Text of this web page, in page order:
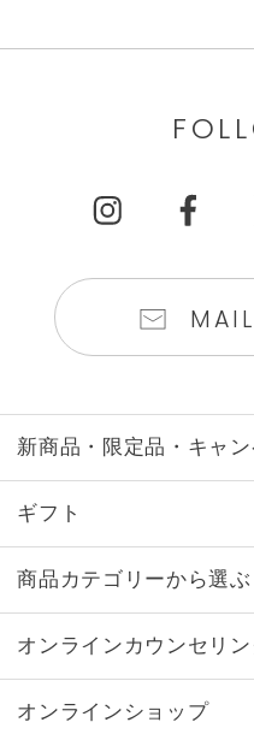
新商品・限定品・キャ
ギフト
商品カテゴリーから選ぶ
オンラインカウンセリ
オンラインショップ